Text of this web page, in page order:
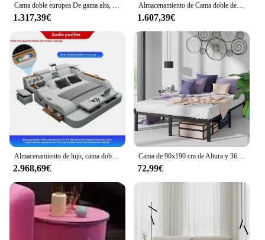
Cama doble europea De gama alta, Coche Modular para niños, Cama doble King moderna para niños, Cama De madera De salón De lujo, decoración De dormitorio
1.317,39€
Almacenamiento de Cama doble de lujo, suelo de Loft moderno de madera, Cama doble para el hogar, Cama Queen Girls durmiendo, Cama blanca, caja, muebles de dormitorio Casal
1.607,39€
2.968,69€
Cama de 90x190 cm de Altura y 36 cm con almacenamiento debajo de la cama, Marco de la cama, plataforma de metal con soporte de listones de acero
72,99€